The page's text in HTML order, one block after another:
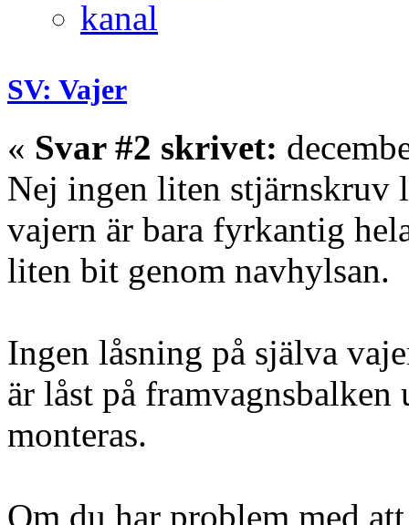
SV: Vajer
« Svar #2 skrivet:
Nej ingen liten stjärnskruv
vajern är bara fyrkantig
liten bit genom navhylsan.
Ingen låsning på själva
är låst på framvagnsbalken
monteras.
Om du har problem med